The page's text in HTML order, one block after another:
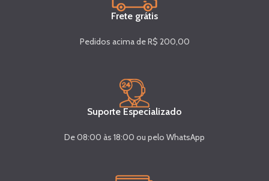
Frete grátis
Pedidos acima de R$ 200,00
Suporte Especializado
De 08:00 às 18:00 ou pelo WhatsApp